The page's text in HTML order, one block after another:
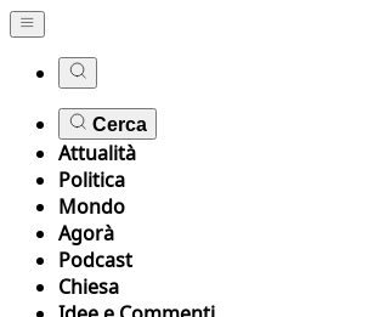
Cerca
Attualità
Politica
Mondo
Agorà
Podcast
Chiesa